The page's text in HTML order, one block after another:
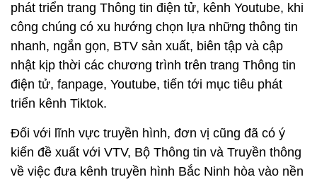
phát triển trang Thông tin điện tử, kênh Youtube, khi
công chúng có xu hướng chọn lựa những thông tin
nhanh, ngắn gọn, BTV sản xuất, biên tập và cập
nhật kịp thời các chương trình trên trang Thông tin
điện tử, fanpage, Youtube, tiến tới mục tiêu phát
triển kênh Tiktok.
Đối với lĩnh vực truyền hình, đơn vị cũng đã có ý
kiến đề xuất với VTV, Bộ Thông tin và Truyền thông
về việc đưa kênh truyền hình Bắc Ninh hòa vào nền